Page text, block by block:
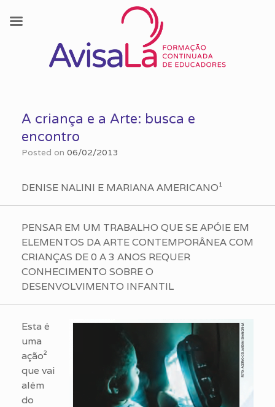
contentA criança e a Arte: busca e
encontro
Posted on 06/02/2013
DENISE NALINI E MARIANA AMERICANO¹
PENSAR EM UM TRABALHO QUE SE APÓIE EM
ELEMENTOS DA ARTE CONTEMPORÂNEA COM
CRIANÇAS DE 0 A 3 ANOS REQUER
CONHECIMENTO SOBRE O
DESENVOLVIMENTO INFANTIL
Esta é
uma
ação²
que vai
além
do